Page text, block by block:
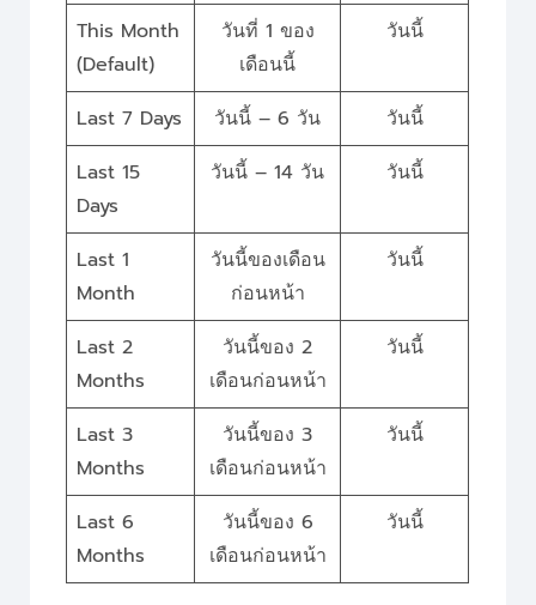
This Month
(Default)
วันที่ 1 ของ
เดือนนี้
วันนี้
Last 7 Days วันนี้ – 6 วัน
วันนี้
Last 15
Days
วันนี้ – 14 วัน วันนี้
Last 1
Month
วันนี้ของเดือน
ก่อนหน้า
วันนี้
Last 2
Months
วันนี้ของ 2
เดือนก่อนหน้า
วันนี้
Last 3
Months
วันนี้ของ 3
เดือนก่อนหน้า
วันนี้
Last 6
Months
วันนี้ของ 6
เดือนก่อนหน้า
วันนี้